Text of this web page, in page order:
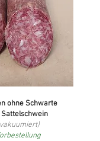
ohne Schwarte